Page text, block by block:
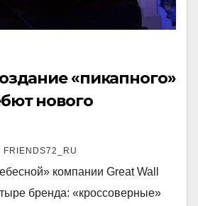
«пикапного»
нового
FRIENDS72_RU
компании Great Wall
бренда: «кроссоверные»